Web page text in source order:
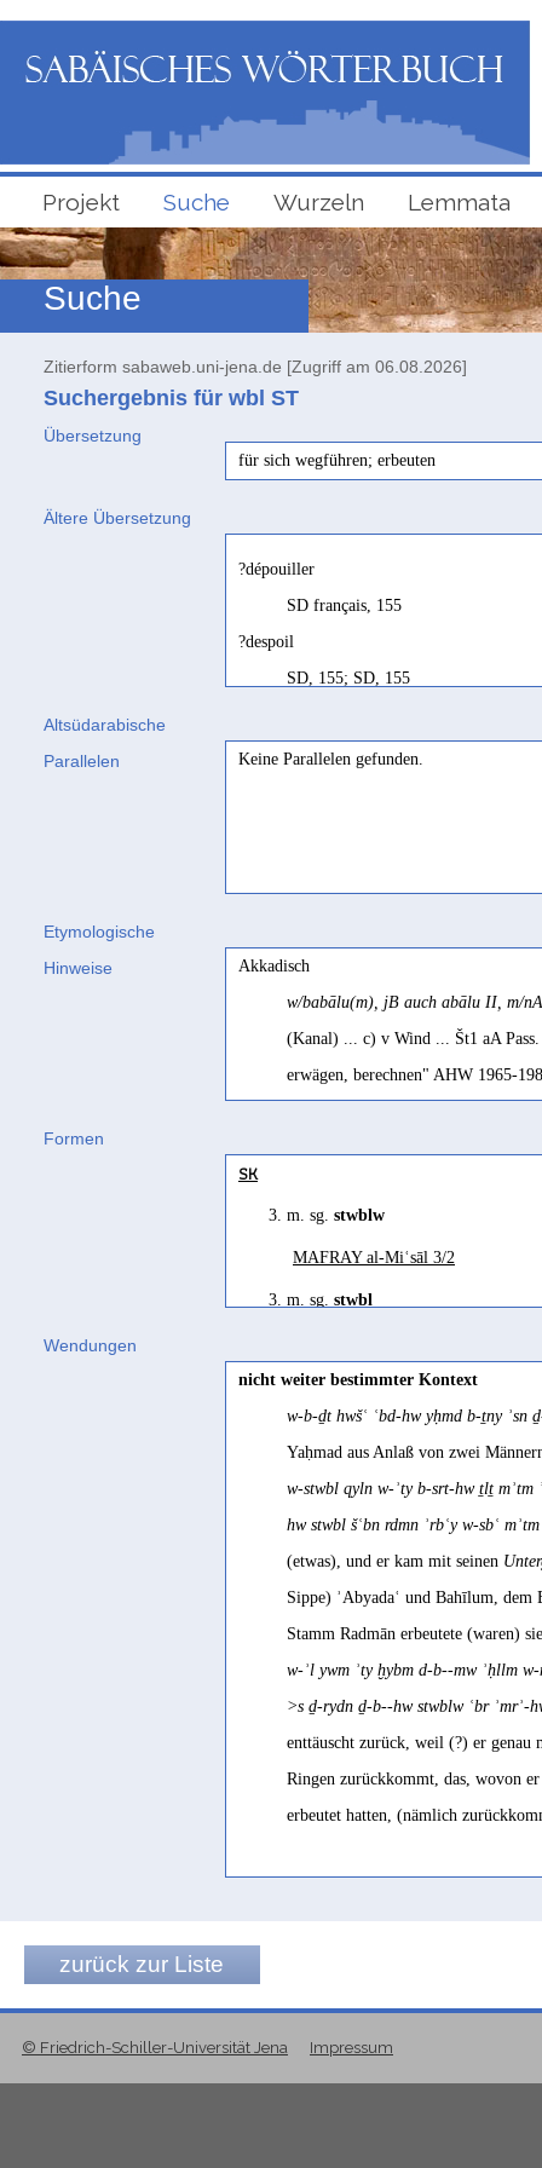
Projekt Suche Wurzeln Lemmata
Suche
Zitierform sabaweb.uni-jena.de [Zugriff am 06.08.2026]
Suchergebnis für wbl ST
Übersetzung
für sich wegführen; erbeuten
Ältere Übersetzung
?dépouiller
SD français, 155
?despoil
SD, 155; SD, 155
Conti Rossini 1931, 114
Stein 2010, 636
Mordtmann/Müller 1883, 53
bury (?)
Biella 1982, 43
cruciavit
genesen
überwältigen
Rhodokanakis 1936, 72
überwältigt (?, oder: begraben?)
unversehrt bleiben
Preißler 2009, 339 Fn. 191
Altsüdarabische
Parallelen
Keine Parallelen gefunden.
Etymologische
Hinweise
Akkadisch
w/babālu(m), jB auch abālu II, m/
(Kanal) ... c) v Wind ... Št1 aA
erwägen, berechnen" AHW 1965-
Safaitisch
tbl (Wz. wbl) "to carry (back)" Al-
Syrisch-Aramäisch
ʾawbel (Wz. ybl
Formen
SK
3. m. sg. stwblw
MAFRAY al-Miʿsāl 3/2
3. m. sg. stwbl
Inf.
stbln
Wendungen
nicht weiter bestimmter Kontext
w-b-ḏt hwšʿ ʿbd-hw yḥmd b-ṯny
Yaḥmad aus Anlaß von zwei
w-stwbl qyln w-ʾty b-srt-hw ṯlṯ mʾtm
hw stwbl šʿbn rdmn ʾrbʿy w-sbʿ
(etwas), und er kam mit seinen
Sippe) ʾAbyadaʿ und Bahīlum,
Stamm Radmān erbeutete (waren)
w-ʾl ywm ʾty ḫybm d-b--mw ʾḥllm
>s ḏ-rydn ḏ-b--hw stwblw ʿbr ʾmrʾ-
enttäuscht zurück, weil (?) er genau
Ringen zurückkommt, das, wovon
erbeutet hatten, (nämlich
zurück zur Liste
© Friedrich-Schiller-Universität Jena Impressum